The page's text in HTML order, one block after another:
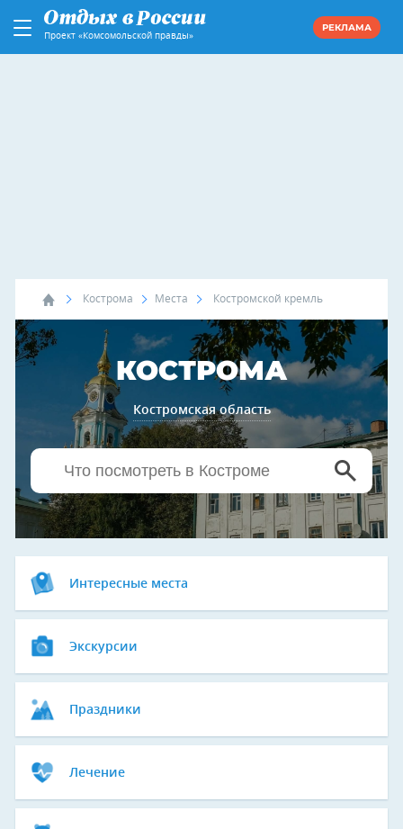
Проект «Комсомольской правды»
РЕКЛАМА
Кострома Места Костромской кремль
КОСТРОМА
Костромская область
Интересные места
Экскурсии
Праздники
Лечение